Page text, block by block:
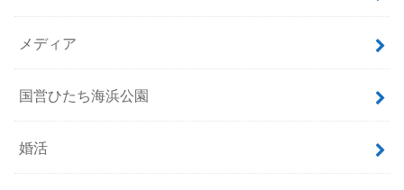
メディア
国営ひたち海浜公園
婚活